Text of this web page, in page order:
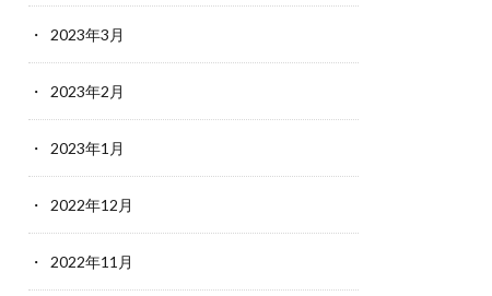
2023年3月
2023年2月
2023年1月
2022年12月
2022年11月